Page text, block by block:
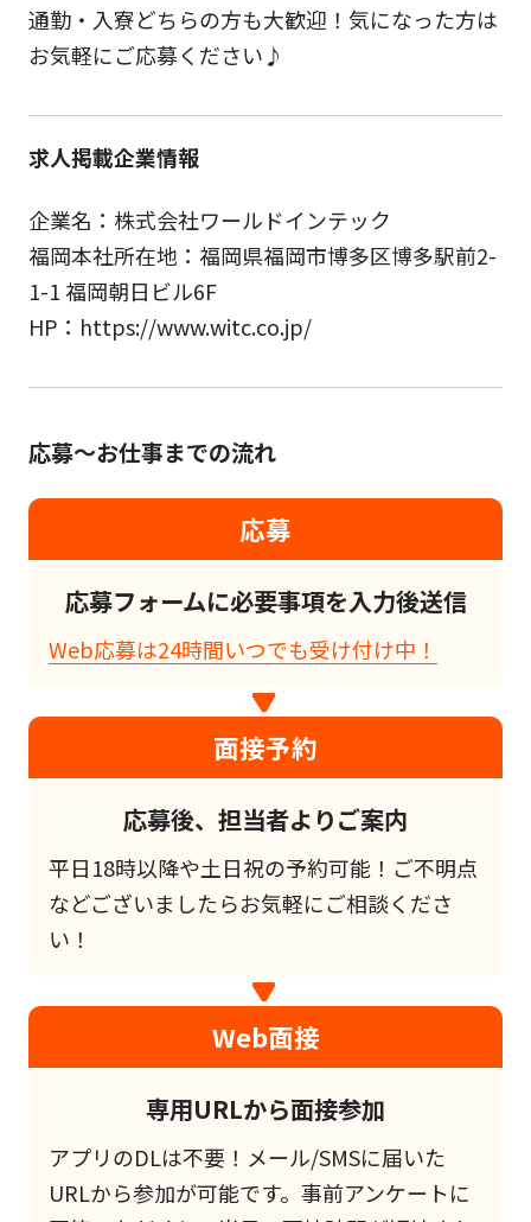
通勤・入寮どちらの方も大歓迎！気になった方は
お気軽にご応募ください♪
求人掲載企業情報
企業名：株式会社ワールドインテック
福岡本社所在地：福岡県福岡市博多区博多駅前2-
1-1 福岡朝日ビル6F
HP：https://www.witc.co.jp/
応募～お仕事までの流れ
応募
応募フォームに必要事項を入力後送信
Web応募は24時間いつでも受け付け中！
面接予約
応募後、担当者よりご案内
平日18時以降や土日祝の予約可能！ご不明点
などございましたらお気軽にご相談くださ
い！
Web面接
専用URLから面接参加
アプリのDLは不要！メール/SMSに届いた
URLから参加が可能です。事前アンケートに